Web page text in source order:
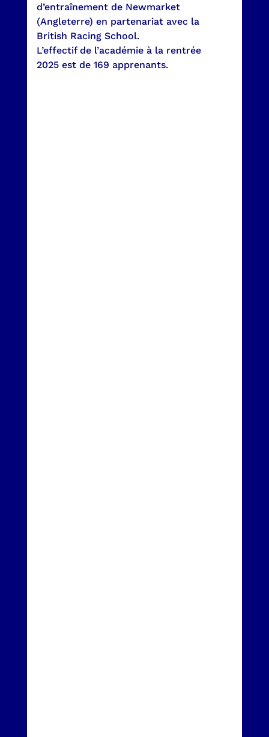
d’entraînement de Newmarket
(Angleterre) en partenariat avec la
British Racing School.
L’effectif de l’académie à la rentrée
2025 est de 169 apprenants.